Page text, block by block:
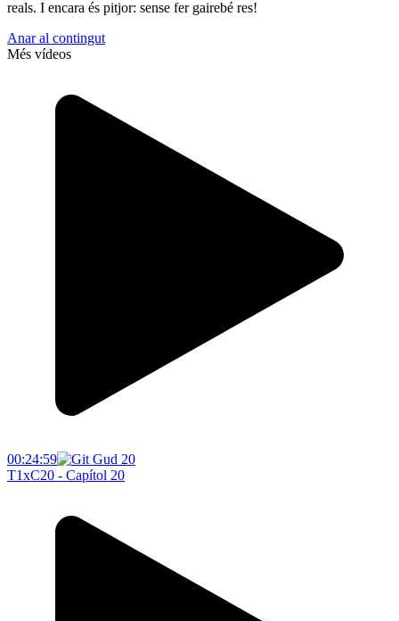
reals. I encara és pitjor: sense fer gairebé res!
Anar al contingut
Més vídeos
00:24:59
T1xC20 - Capítol 20